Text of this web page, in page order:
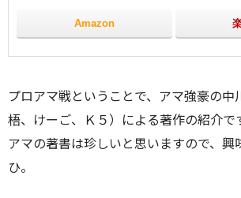
Amazon
プロアマ戦ということで、アマ強豪の中
梧、けーご、Ｋ５）による著作の紹介で
アマの著書は珍しいと思いますので、興
ひ。